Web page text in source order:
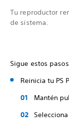
Tu reproductor
de sistema.
Sigue estos
Reinicia tu PS
Mantén
Selecciona